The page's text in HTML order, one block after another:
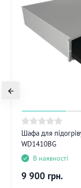
Шафа для
WD1410BG
В наявності
9 900 грн.